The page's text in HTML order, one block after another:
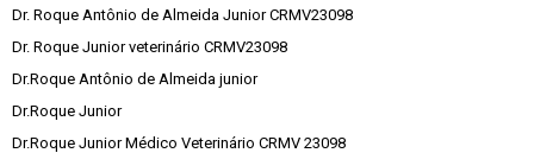
Dr. Roque Antônio de Almeida Junior CRMV23098
Dr. Roque Junior veterinário CRMV23098
Dr.Roque Antônio de Almeida junior
Dr.Roque Junior
Dr.Roque Junior Médico Veterinário CRMV 23098